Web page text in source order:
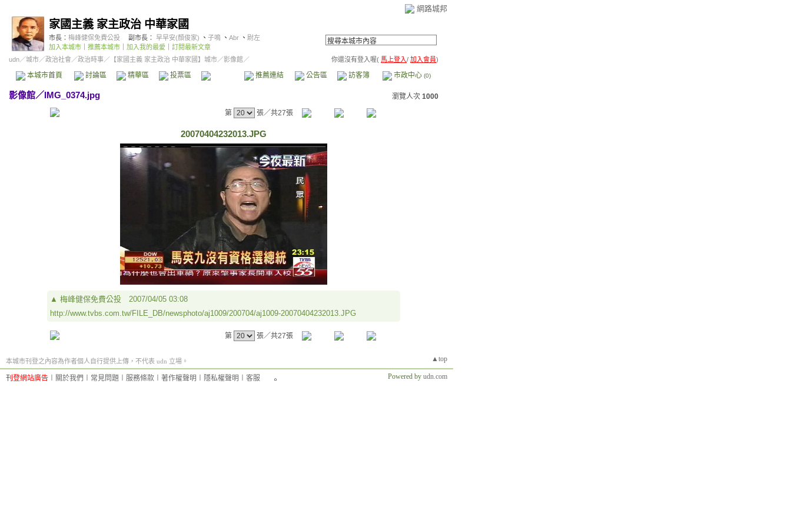
網路城邦
家國主義 家主政治 中華家國
市長： 梅峰健保免費公投 副市長： 早早安(顏俊家) 、 子鳴 、 Abr 、 尉左
加入本城市
推薦本城市 加入我的最愛
訂閱最新文章
udn／城市／政治社會 ／政治時事／ 【家國主義 家主政治 中華家國】城市／影像館／ 你還沒有登入喔( 馬上登入/ 加入會員)
本城市首頁 討論區 精華區 投票區 影像館 推薦連結 公告區 訪客簿 市政中心 (0)
影像館／IMG_0374.jpg 瀏覽人次 1000
第
張／共27張
20070404232013.JPG
▲ 梅峰健保免費公投
2007/04/05 03:08
http://www.tvbs.com.tw/FILE_DB/newsphoto/aj1009/200704/aj1009-20070404232013.JPG
第 張／共27張
▲top
本城市刊登之內容為作者個人自行提供上傳，不代表 udn 立場。
刊登網站廣告 關於我們 常見問題 服務條款 著作權聲明 隱私權聲明 客服 Powered by udn.com